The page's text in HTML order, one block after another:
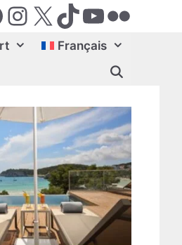
Instagram
X (Twiter)
TikTok
YouTube
Flickr
Français